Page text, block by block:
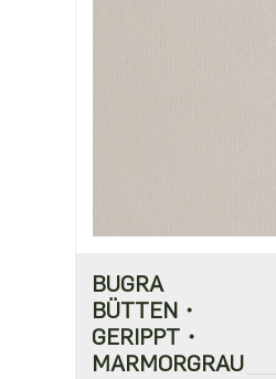
BUGRA
BÜTTEN・
GERIPPT・
MARMORGRAU